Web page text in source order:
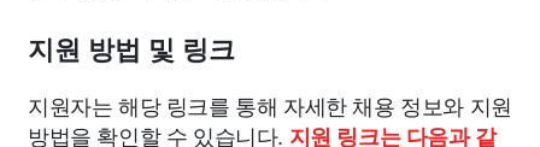
지원 방법 및 링크
지원자는 해당 링크를 통해 자세한 채용 정보와 지원
방법을 확인할 수 있습니다. 지원 링크는 다음과 같